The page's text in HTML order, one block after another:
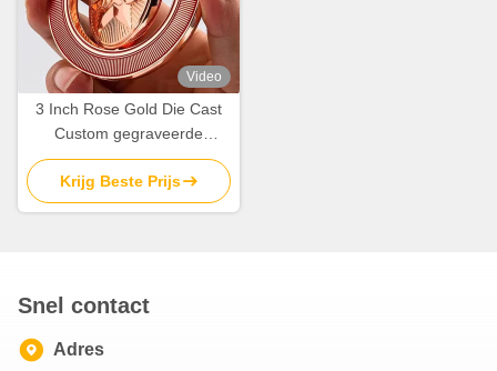
Video
3 Inch Rose Gold Die Cast
Custom gegraveerde
medailles voor sport en
prijzen
Krijg Beste Prijs
Snel contact
Adres